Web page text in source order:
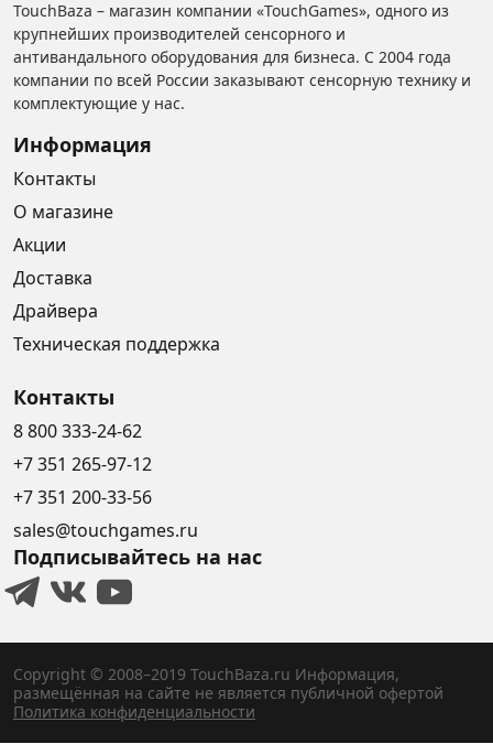
TouchBaza – магазин компании «TouchGames», одного из
крупнейших производителей сенсорного и
антивандального оборудования для бизнеса. С 2004 года
компании по всей России заказывают сенсорную технику и
комплектующие у нас.
Информация
Контакты
О магазине
Акции
Доставка
Драйвера
Техническая поддержка
Контакты
8 800 333-24-62
+7 351 265-97-12
+7 351 200-33-56
sales@touchgames.ru
Подписывайтесь на нас
Copyright © 2008–2019 TouchBaza.ru Информация,
размещённая на сайте не является публичной офертой
Политика конфиденциальности